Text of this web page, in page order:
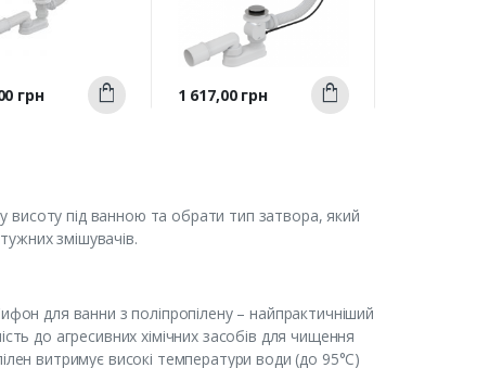
Швидкий
перегляд
грн Купити
Швидкий
перегляд
Ціна
1 617,00 грн Купити
під ванною та обрати тип затвора, який
змішувачів.
для ванни з поліпропілену – найпрактичніший
до агресивних хімічних засобів для чищення
витримує високі температури води (до 95°C)